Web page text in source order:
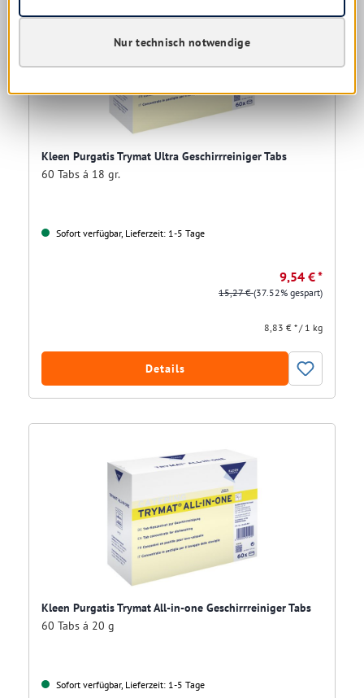
Kleen Purgatis Trymat Ultra Geschirrreiniger Tabs
60 Tabs á 18 gr.
Sofort verfügbar, Lieferzeit: 1-5 Tage
9,54 € *
15,27 €(37.52% gespart)
8,83 € * / 1 kg
Details
Kleen Purgatis Trymat All-in-one Geschirrreiniger Tabs
60 Tabs á 20 g
Sofort verfügbar, Lieferzeit: 1-5 Tage
Nur technisch notwendige